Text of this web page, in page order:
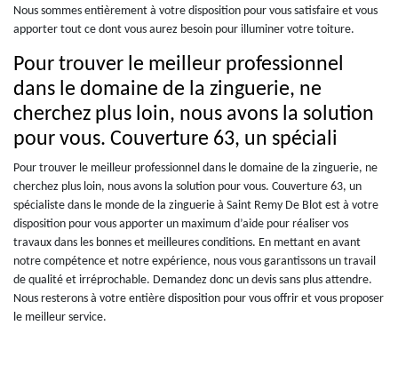
Nous sommes entièrement à votre disposition pour vous satisfaire et vous
apporter tout ce dont vous aurez besoin pour illuminer votre toiture.
Pour trouver le meilleur professionnel
dans le domaine de la zinguerie, ne
cherchez plus loin, nous avons la solution
pour vous. Couverture 63, un spéciali
Pour trouver le meilleur professionnel dans le domaine de la zinguerie, ne
cherchez plus loin, nous avons la solution pour vous. Couverture 63, un
spécialiste dans le monde de la zinguerie à Saint Remy De Blot est à votre
disposition pour vous apporter un maximum d’aide pour réaliser vos
travaux dans les bonnes et meilleures conditions. En mettant en avant
notre compétence et notre expérience, nous vous garantissons un travail
de qualité et irréprochable. Demandez donc un devis sans plus attendre.
Nous resterons à votre entière disposition pour vous offrir et vous proposer
le meilleur service.